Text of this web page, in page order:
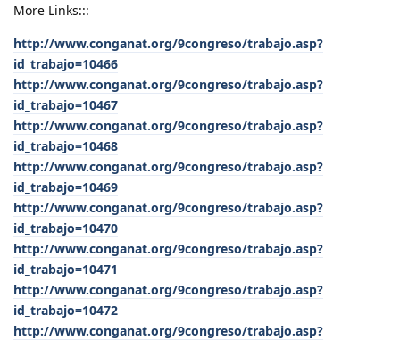
More Links:::
http://www.conganat.org/9congreso/trabajo.asp?
id_trabajo=10466
http://www.conganat.org/9congreso/trabajo.asp?
id_trabajo=10467
http://www.conganat.org/9congreso/trabajo.asp?
id_trabajo=10468
http://www.conganat.org/9congreso/trabajo.asp?
id_trabajo=10469
http://www.conganat.org/9congreso/trabajo.asp?
id_trabajo=10470
http://www.conganat.org/9congreso/trabajo.asp?
id_trabajo=10471
http://www.conganat.org/9congreso/trabajo.asp?
id_trabajo=10472
http://www.conganat.org/9congreso/trabajo.asp?